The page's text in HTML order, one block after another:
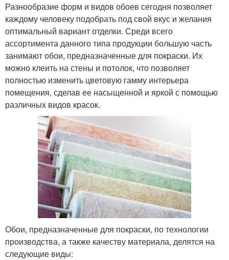
Разнообразие форм и видов обоев сегодня позволяет
каждому человеку подобрать под свой вкус и желания
оптимальный вариант отделки. Среди всего
ассортимента данного типа продукции большую часть
занимают обои, предназначенные для покраски. Их
можно клеить на стены и потолок, что позволяет
полностью изменить цветовую гамму интерьера
помещения, сделав ее насыщенной и яркой с помощью
различных видов красок.
Обои, предназначенные для покраски, по технологии
производства, а также качеству материала, делятся на
следующие виды: